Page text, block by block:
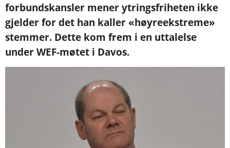
forbundskansler mener ytringsfriheten ikke
gjelder for det han kaller «høyreekstreme»
stemmer. Dette kom frem i en uttalelse
under WEF-møtet i Davos.